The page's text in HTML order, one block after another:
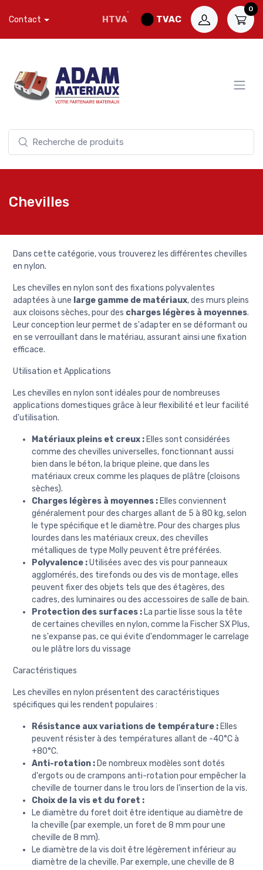
Contact HTVA TVAC
0
Chevilles
Dans cette catégorie, vous trouverez les différentes chevilles
en nylon.
Les chevilles en nylon sont des fixations polyvalentes
adaptées à une large gamme de matériaux, des murs pleins
aux cloisons sèches, pour des charges légères à moyennes.
Leur conception leur permet de s'adapter en se déformant ou
en se verrouillant dans le matériau, assurant ainsi une fixation
efficace.
Utilisation et Applications
Les chevilles en nylon sont idéales pour de nombreuses
applications domestiques grâce à leur flexibilité et leur facilité
d'utilisation.
Matériaux pleins et creux : Elles sont considérées
comme des chevilles universelles, fonctionnant aussi
bien dans le béton, la brique pleine, que dans les
matériaux creux comme les plaques de plâtre (cloisons
sèches).
Charges légères à moyennes : Elles conviennent
généralement pour des charges allant de 5 à 80 kg, selon
le type spécifique et le diamètre. Pour des charges plus
lourdes dans les matériaux creux, des chevilles
métalliques de type Molly peuvent être préférées.
Polyvalence :Utilisées avec des vis pour panneaux
agglomérés, des tirefonds ou des vis de montage, elles
peuvent fixer des objets tels que des étagères, des
cadres, des luminaires ou des accessoires de salle de bain.
Protection des surfaces : La partie lisse sous la tête
de certaines chevilles en nylon, comme la Fischer SX Plus,
ne s'expanse pas, ce qui évite d'endommager le carrelage
ou le plâtre lors du vissage
Caractéristiques
Les chevilles en nylon présentent des caractéristiques
spécifiques qui les rendent populaires :
Résistance aux variations de température : Elles
peuvent résister à des températures allant de -40°C à
+80°C.
Anti-rotation : De nombreux modèles sont dotés
d'ergots ou de crampons anti-rotation pour empêcher la
cheville de tourner dans le trou lors de l'insertion de la vis.
Choix de la vis et du foret :
Le diamètre du foret doit être identique au diamètre de
la cheville (par exemple, un foret de 8 mm pour une
cheville de 8 mm).
Le diamètre de la vis doit être légèrement inférieur au
diamètre de la cheville. Par exemple, une cheville de 8